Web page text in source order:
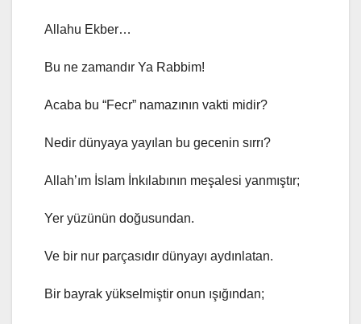
Allahu Ekber…
Bu ne zamandır Ya Rabbim!
Acaba bu “Fecr” namazının vakti midir?
Nedir dünyaya yayılan bu gecenin sırrı?
Allah’ım İslam İnkılabının meşalesi yanmıştır;
Yer yüzünün doğusundan.
Ve bir nur parçasıdır dünyayı aydınlatan.
Bir bayrak yükselmiştir onun ışığından;